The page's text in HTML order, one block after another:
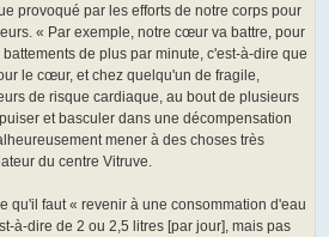
provoqué par les efforts de notre corps pour
« Par exemple, notre cœur va battre, pour
de plus par minute, c'est-à-dire que
le cœur, et chez quelqu'un de fragile,
de risque cardiaque, au bout de plusieurs
et basculer dans une décompensation
mener à des choses très
du centre Vitruve.
qu'il faut « revenir à une consommation d'eau
à-dire de 2 ou 2,5 litres [par jour], mais pas